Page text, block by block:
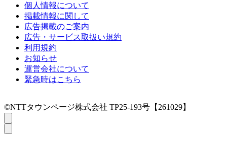
個人情報について
掲載情報に関して
広告掲載のご案内
広告・サービス取扱い規約
利用規約
お知らせ
運営会社について
緊急時はこちら
©NTTタウンページ株式会社 TP25-193号【261029】